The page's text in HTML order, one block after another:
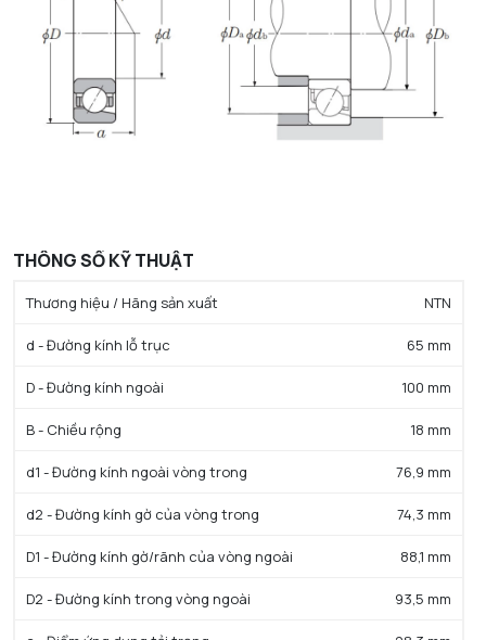
THÔNG SỐ KỸ THUẬT
Thương hiệu / Hãng sản xuất NTN
d - Đường kính lỗ trục 65 mm
D - Đường kính ngoài 100 mm
B - Chiều rộng 18 mm
d1 - Đường kính ngoài vòng trong 76,9 mm
d2 - Đường kính gờ của vòng trong 74,3 mm
D1 - Đường kính gờ/rãnh của vòng ngoài 88,1 mm
D2 - Đường kính trong vòng ngoài 93,5 mm